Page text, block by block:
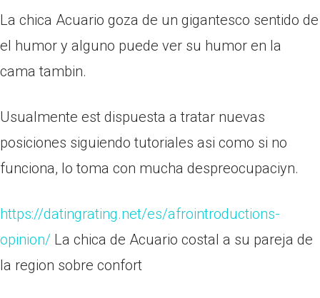
La chica Acuario goza de un gigantesco sentido de
el humor y alguno puede ver su humor en la
cama tambin.
Usualmente est dispuesta a tratar nuevas
posiciones siguiendo tutoriales asi­ como si no
funciona, lo toma con mucha despreocupaciуn.
https://datingrating.net/es/afrointroductions-
opinion/ La chica de Acuario costal a su pareja de
la region sobre confort